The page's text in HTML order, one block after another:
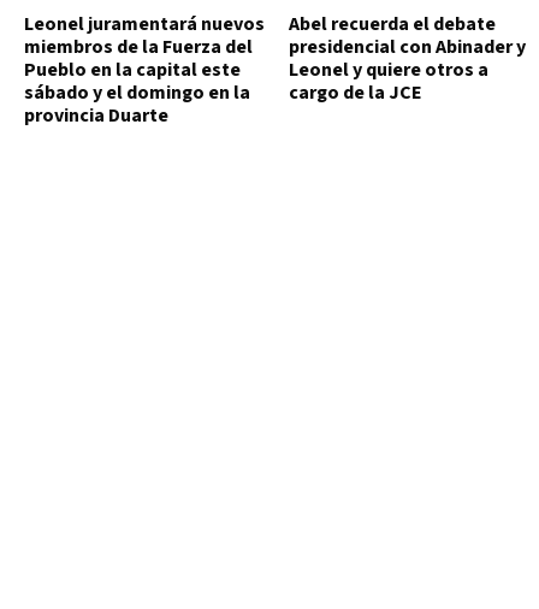
Leonel juramentará nuevos
miembros de la Fuerza del
Pueblo en la capital este
sábado y el domingo en la
provincia Duarte
Abel recuerda el debate
presidencial con Abinader y
Leonel y quiere otros a
cargo de la JCE